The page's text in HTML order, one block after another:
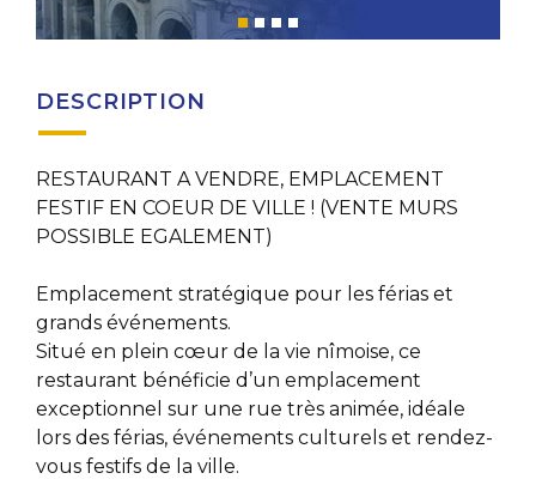
DESCRIPTION
RESTAURANT A VENDRE, EMPLACEMENT
FESTIF EN COEUR DE VILLE ! (VENTE MURS
POSSIBLE EGALEMENT)
Emplacement stratégique pour les férias et
grands événements.
Situé en plein cœur de la vie nîmoise, ce
restaurant bénéficie d’un emplacement
exceptionnel sur une rue très animée, idéale
lors des férias, événements culturels et rendez-
vous festifs de la ville.